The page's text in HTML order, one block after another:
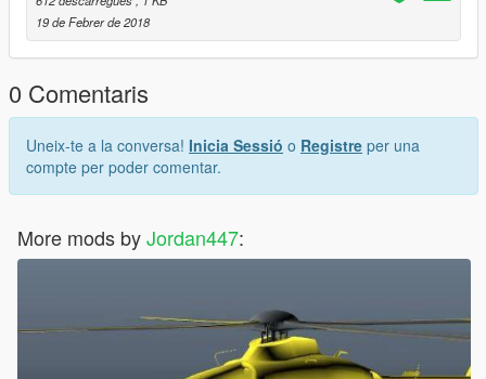
19 de Febrer de 2018
0 Comentaris
Uneix-te a la conversa! Inicia Sessió o Registre per una
compte per poder comentar.
More mods byJordan447: